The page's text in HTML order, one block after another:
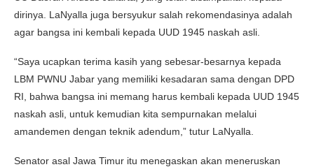
dirinya. LaNyalla juga bersyukur salah rekomendasinya adalah
agar bangsa ini kembali kepada UUD 1945 naskah asli.
“Saya ucapkan terima kasih yang sebesar-besarnya kepada
LBM PWNU Jabar yang memiliki kesadaran sama dengan DPD
RI, bahwa bangsa ini memang harus kembali kepada UUD 1945
naskah asli, untuk kemudian kita sempurnakan melalui
amandemen dengan teknik adendum,” tutur LaNyalla.
Senator asal Jawa Timur itu menegaskan akan meneruskan